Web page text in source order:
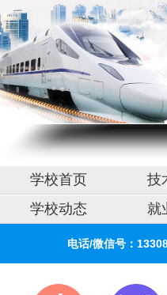
学校首页 技
学校动态
就
电话/微信号：